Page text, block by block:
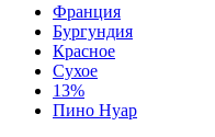
Франция
Бургундия
Красное
Сухое
13%
Пино Нуар